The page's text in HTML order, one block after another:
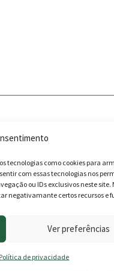
tecnologias como cookies para
com essas tecnologias nos
ou IDs exclusivos neste site.
negativamante certos recursos e
Ver preferências
Política de privacidade